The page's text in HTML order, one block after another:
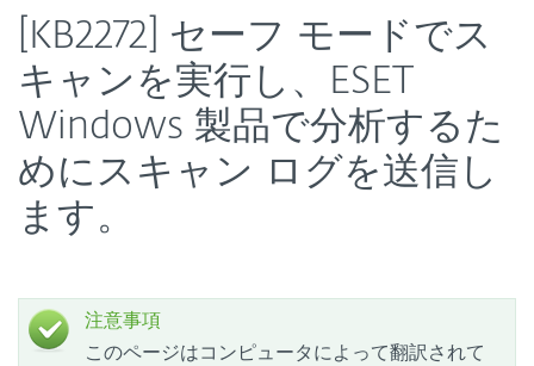
[KB2272] セーフ モードでス
キャンを実行し、ESET
Windows 製品で分析するた
めにスキャン ログを送信し
ます。
注意事項
このページはコンピュータによって翻訳されて